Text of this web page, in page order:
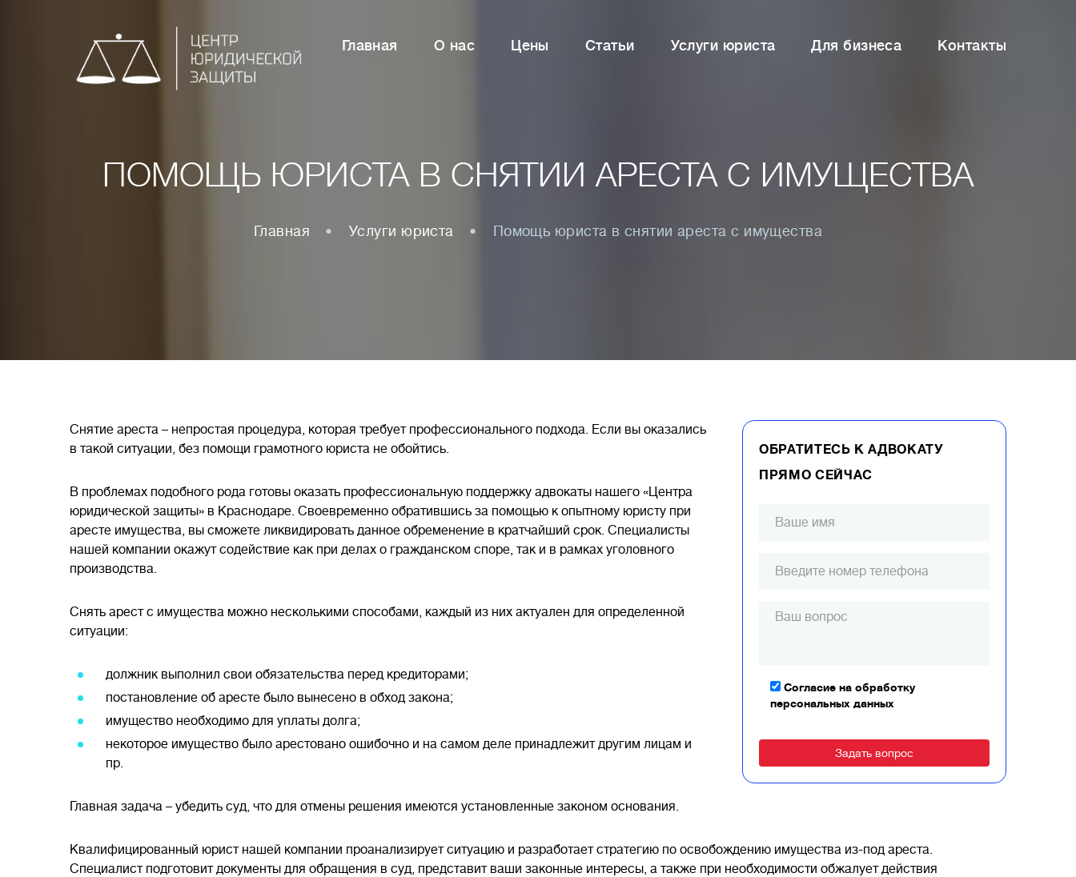
Главная О нас Цены Статьи Услуги юриста Для бизнеса Контакты
ПОМОЩЬ ЮРИСТА В СНЯТИИ АРЕСТА С ИМУЩЕСТВА
Главная Услуги юриста Помощь юриста в снятии ареста с имущества
ОБРАТИТЕСЬ К АДВОКАТУ
ПРЯМО СЕЙЧАС
Согласие на обработку
персональных данных
Снятие ареста – непростая процедура, которая требует профессионального подхода. Если вы оказались
в такой ситуации, без помощи грамотного юриста не обойтись.
В проблемах подобного рода готовы оказать профессиональную поддержку адвокаты нашего «Центра
юридической защиты» в Краснодаре. Своевременно обратившись за помощью к опытному юристу при
аресте имущества, вы сможете ликвидировать данное обременение в кратчайший срок. Специалисты
нашей компании окажут содействие как при делах о гражданском споре, так и в рамках уголовного
производства.
Снять арест с имущества можно несколькими способами, каждый из них актуален для определенной
ситуации:
должник выполнил свои обязательства перед кредиторами;
постановление об аресте было вынесено в обход закона;
имущество необходимо для уплаты долга;
некоторое имущество было арестовано ошибочно и на самом деле принадлежит другим лицам и
пр.
Главная задача – убедить суд, что для отмены решения имеются установленные законом основания.
Квалифицированный юрист нашей компании проанализирует ситуацию и разработает стратегию по освобождению имущества из-под ареста.
Специалист подготовит документы для обращения в суд, представит ваши законные интересы, а также при необходимости обжалует действия